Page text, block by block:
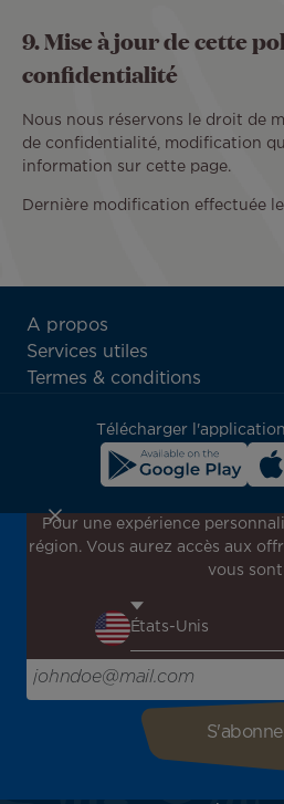
9. Mise à jour de cette
confidentialité
Nous nous réservons le droit de
de confidentialité, modification
information sur cette page.
Dernière modification effectuée
ATN:
Footer
menu
A propos
Services utiles
Termes & conditions
Télécharger
Inscrivez-vous à notre
Recevez en avant-première
l'inspiration pour votre prochain
Saisissez votre adresse e-mail ici
Pour une expérience
région. Vous aurez accès aux
vous sont